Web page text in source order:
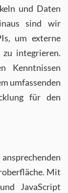
und Daten
sind wir
um externe
integrieren.
Kenntnissen
umfassenden
für den
Mit
JavaScript